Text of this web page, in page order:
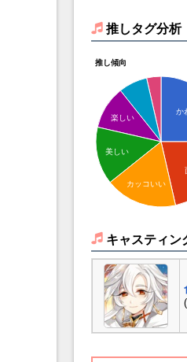
推しタグ分析
推し傾向
か
楽しい
美しい
カッコいい
キャスティン